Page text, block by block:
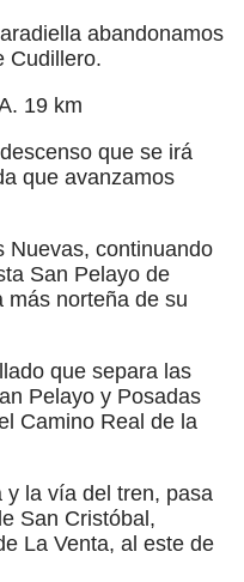
abandonamos
Cudillero.
19 km
que se irá
que avanzamos
Nuevas, continuando
San Pelayo de
más norteña de su
que separa las
Pelayo y Posadas
Camino Real de la
y la vía del tren, pasa
San Cristóbal,
La Venta, al este de